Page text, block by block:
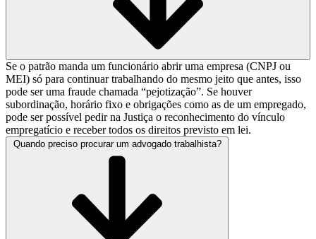
Se o patrão manda um funcionário abrir uma empresa (CNPJ ou
MEI) só para continuar trabalhando do mesmo jeito que antes, isso
pode ser uma fraude chamada “pejotização”. Se houver
subordinação, horário fixo e obrigações como as de um empregado,
pode ser possível pedir na Justiça o reconhecimento do vínculo
empregatício e receber todos os direitos previsto em lei.
Quando preciso procurar um advogado trabalhista?